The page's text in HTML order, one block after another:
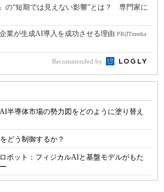
」の“短期では見えない影響”とは？ 専門家に
業が生成AI導入を成功させる理由 PR(ITmedia
Recommended by
半導体市場の勢力図をどのように塗り替え
どう制御するか？
ボット：フィジカルAIと基盤モデルがもた